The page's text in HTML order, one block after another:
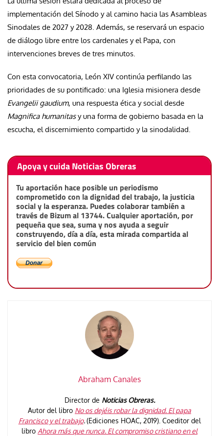
implementación del Sínodo y al camino hacia las Asambleas
Sinodales de 2027 y 2028. Además, se reservará un espacio
de diálogo libre entre los cardenales y el Papa, con
intervenciones breves de tres minutos.
Con esta convocatoria, León XIV continúa perfilando las
prioridades de su pontificado: una Iglesia misionera desde
Evangelii gaudium, una respuesta ética y social desde
Magnifica humanitasy una forma de gobierno basada en la
escucha, el discernimiento compartido y la sinodalidad.
Apoya y cuida Noticias Obreras
Tu aportación hace posible un periodismo
comprometido con la dignidad del trabajo, la justicia
social y la esperanza. Puedes colaborar también a
través de Bizum al 13744. Cualquier aportación, por
pequeña que sea, suma y nos ayuda a seguir
construyendo, día a día, esta mirada compartida al
servicio del bien común
Abraham Canales
Director de Noticias Obreras.
Autor del libro No os dejéis robar la dignidad. El papa
Francisco y el trabajo.(Ediciones HOAC, 2019). Coeditor del
libro Ahora más que nunca. El compromiso cristiano en el